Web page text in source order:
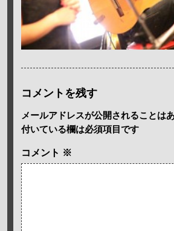
コメントを残す
メールアドレスが公開されることはあ
付いている欄は必須項目です
コメント ※